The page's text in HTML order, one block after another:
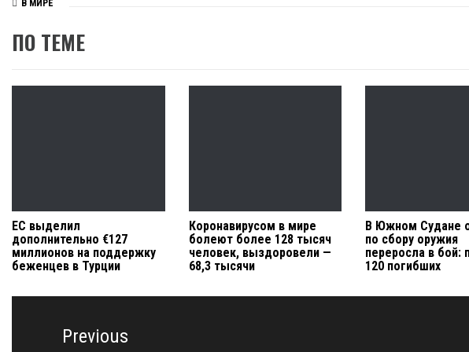
В МИРЕ
ПО ТЕМЕ
ЕС выделил
дополнительно €127
миллионов на поддержку
беженцев в Турции
Коронавирусом в мире
болеют более 128 тысяч
человек, выздоровели —
68,3 тысячи
В Южном Судане
по сбору оружия
переросла в бой:
120 погибших
Навигация
Previous